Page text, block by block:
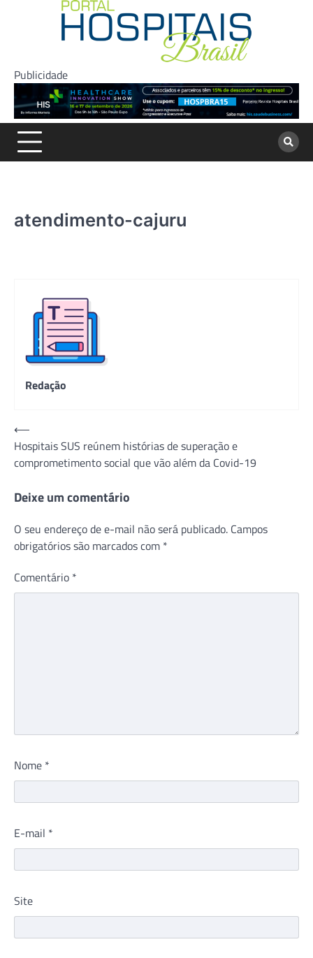
Publicidade
atendimento-cajuru
Redação
Navegação
de
Post
⟵
Hospitais SUS reúnem histórias de superação e
comprometimento social que vão além da Covid-19
Deixe um comentário
O seu endereço de e-mail não será publicado. Campos
obrigatórios são marcados com *
Comentário *
Nome *
E-mail *
Site